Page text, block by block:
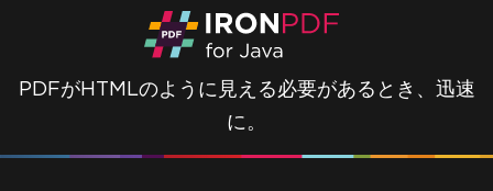
PDFがHTMLのように見える必要があるとき、迅速
に。